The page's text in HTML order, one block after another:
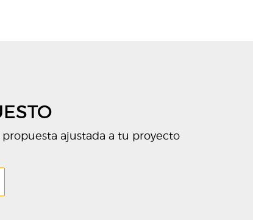
ajustada a tu proyecto